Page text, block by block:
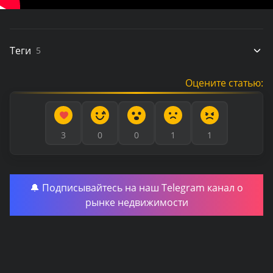
Теги 5
Оцените статью:
3 0 0 1 1
🔔 Подписывайтесь на наш Telegram канал о
рынке недвижимости